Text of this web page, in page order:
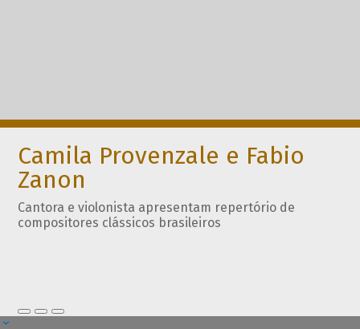
Camila Provenzale e Fabio
Zanon
Cantora e violonista apresentam repertório de
compositores clássicos brasileiros